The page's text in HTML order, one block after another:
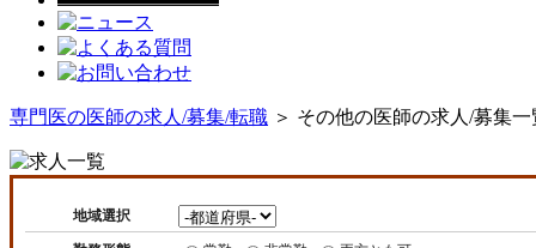
専門医の医師の求人/募集/転職 ＞ その他の医師の求人/募集一
地域選択